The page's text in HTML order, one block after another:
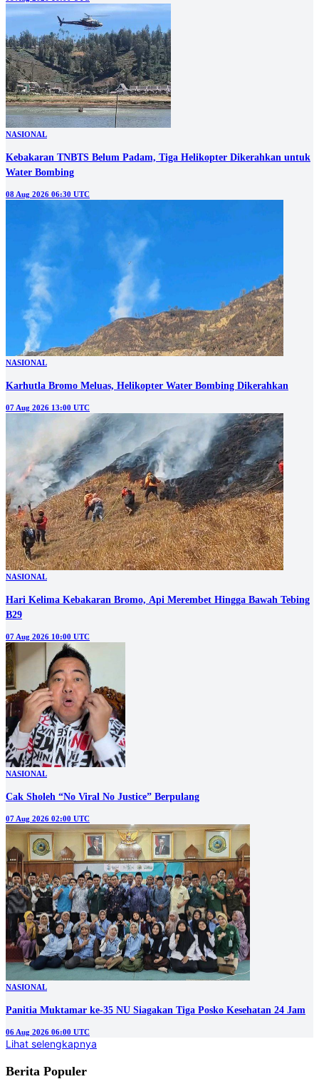
NASIONAL
Kebakaran TNBTS Belum Padam, Tiga Helikopter Dikerahkan untuk
Water Bombing
08 Aug 2026 06:30 UTC
NASIONAL
Karhutla Bromo Meluas, Helikopter Water Bombing Dikerahkan
07 Aug 2026 13:00 UTC
NASIONAL
Hari Kelima Kebakaran Bromo, Api Merembet Hingga Bawah Tebing
B29
07 Aug 2026 10:00 UTC
NASIONAL
Cak Sholeh “No Viral No Justice” Berpulang
07 Aug 2026 02:00 UTC
NASIONAL
Panitia Muktamar ke-35 NU Siagakan Tiga Posko Kesehatan 24 Jam
06 Aug 2026 06:00 UTC
Lihat selengkapnya
Berita Populer